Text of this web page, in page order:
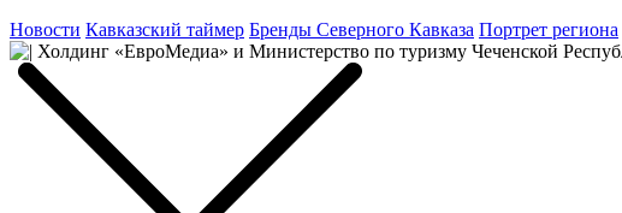
Новости Кавказский таймер Бренды Северного Кавказа Портрет региона